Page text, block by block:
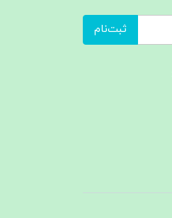
ثبت‌نام